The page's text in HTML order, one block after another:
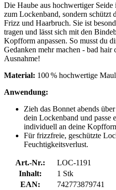
Die Haube aus hochwertiger
zum Lockenband, sondern schützt
Frizz und Haarbruch. Sie ist
tragen und lässt sich mit den
Kopfform anpassen. So musst du
Gedanken mehr machen - bad hair
Ausnahme!
Material: 100 % hochwertige
Anwendung:
Zieh das Bonnet abends
dein Lockenband und passe
individuell an deine
Für frizzfreie, geschützte
Feuchtigkeitsverlust.
Art.-Nr.:
LOC-1191
Inhalt:
1 Stk
EAN:
742773879741